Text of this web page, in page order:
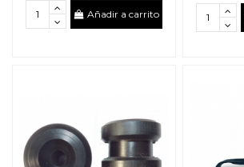
Añadir a carrito